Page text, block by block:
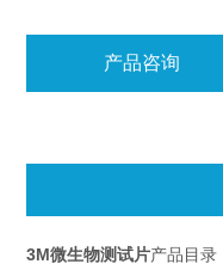
产品咨询
3M微生物测试片产品目录